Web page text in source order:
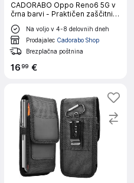
CADORABO Oppo Reno6 5G v
črna barvi - Praktičen zaščitni
ovitek s karabinom Ovitek
ovitka z držalom za pisalo
Na voljo v 4-8 delovnih dneh
Prodajalec Cadorabo Shop
Brezplačna poštnina
1699 €